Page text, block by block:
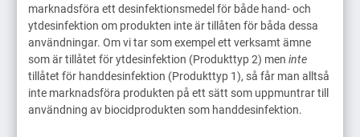
marknadsföra ett desinfektionsmedel för både hand- och
ytdesinfektion om produkten inte är tillåten för båda dessa
användningar. Om vi tar som exempel ett verksamt ämne
som är tillåtet för ytdesinfektion (Produkttyp 2) men inte
tillåtet för handdesinfektion (Produkttyp 1), så får man alltså
inte marknadsföra produkten på ett sätt som uppmuntrar till
användning av biocidprodukten som handdesinfektion.